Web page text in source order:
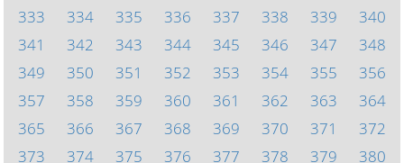
333
334 335 336 337 338 339
340
341
342 343 344 345 346 347
348
349
350 351 352 353 354 355
356
357
358 359 360 361 362 363
364
365
366 367 368 369 370 371
372
373
374 375 376 377 378 379 380